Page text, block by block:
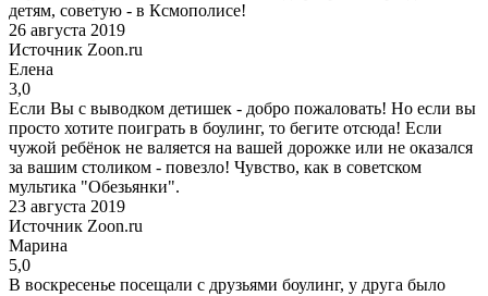
детям, советую - в Ксмополисе!
26 августа 2019
Источник Zoon.ru
Елена
3,0
Если Вы с выводком детишек - добро пожаловать! Но если вы
просто хотите поиграть в боулинг, то бегите отсюда! Если
чужой ребёнок не валяется на вашей дорожке или не оказался
за вашим столиком - повезло! Чувство, как в советском
мультика "Обезьянки".
23 августа 2019
Источник Zoon.ru
Марина
5,0
В воскресенье посещали с друзьями боулинг, у друга было